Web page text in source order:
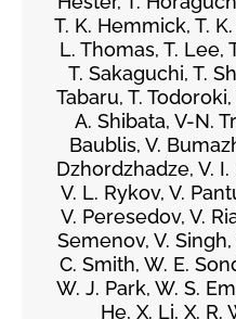
T. K. Hemmick, T.
L. Thomas, T. Lee,
T. Sakaguchi, T.
Tabaru, T.
A. Shibata, V-N.
Baublis, V.
Dzhordzhadze, V.
V. L. Rykov, V.
V. Peresedov, V.
Semenov, V. Singh,
C. Smith, W. E.
W. J. Park, W. S.
He, X. Li, X. R.